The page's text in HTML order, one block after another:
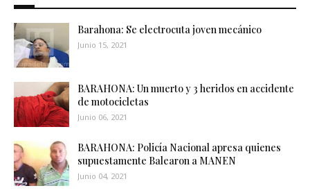
Barahona: Se electrocuta joven mecánico
Junio 15, 2021
BARAHONA: Un muerto y 3 heridos en accidente
de motocicletas
Junio 06, 2021
BARAHONA: Policía Nacional apresa quienes
supuestamente Balearon a MANEN
Junio 04, 2021